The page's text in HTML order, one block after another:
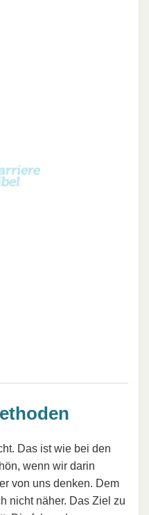
Das ist wie bei den
wenn wir darin
von uns denken. Dem
nicht näher. Das Ziel zu